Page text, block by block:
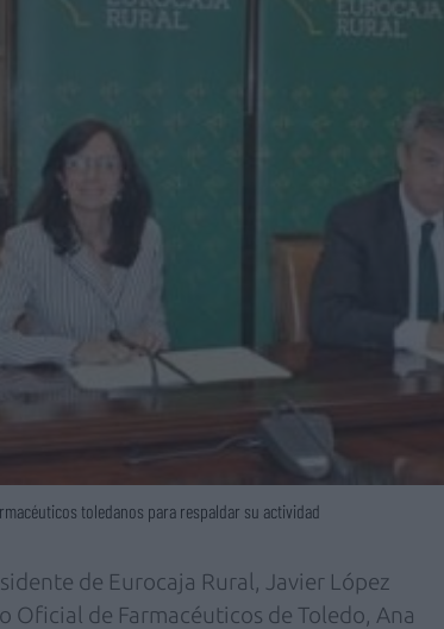
toledanos para respaldar su actividad
de Eurocaja Rural, Javier López
Oficial de Farmacéuticos de Toledo, Ana